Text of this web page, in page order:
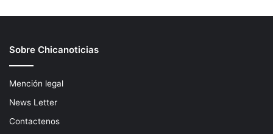
Sobre Chicanoticias
Mención legal
News Letter
Contactenos